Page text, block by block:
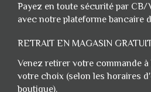
Payez en toute sécurité par CB/
avec notre plateforme bancaire
RETRAIT EN MAGASIN
Venez retirer votre commande à
votre choix (selon les horaires
boutique).